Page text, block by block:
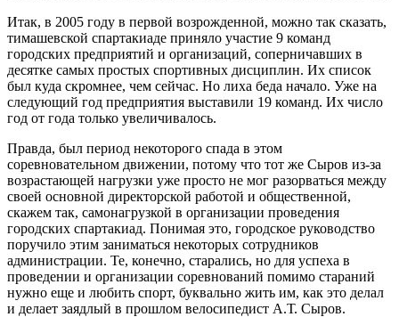
Итак, в 2005 году в первой возрожденной, можно так сказать,
тимашевской спартакиаде приняло участие 9 команд
городских предприятий и организаций, соперничавших в
десятке самых простых спортивных дисциплин. Их список
был куда скромнее, чем сейчас. Но лиха беда начало. Уже на
следующий год предприятия выставили 19 команд. Их число
год от года только увеличивалось.
Правда, был период некоторого спада в этом
соревновательном движении, потому что тот же Сыров из-за
возрастающей нагрузки уже просто не мог разорваться между
своей основной директорской работой и общественной,
скажем так, самонагрузкой в организации проведения
городских спартакиад. Понимая это, городское руководство
поручило этим заниматься некоторых сотрудников
администрации. Те, конечно, старались, но для успеха в
проведении и организации соревнований помимо стараний
нужно еще и любить спорт, буквально жить им, как это делал
и делает заядлый в прошлом велосипедист А.Т. Сыров.